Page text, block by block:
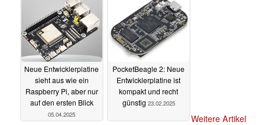
Neue Entwicklerplatine
sieht aus wie ein
Raspberry Pi, aber nur
auf den ersten Blick
05.04.2025
PocketBeagle 2: Neue
Entwicklerplatine ist
kompakt und recht
günstig 23.02.2025
Weitere Artikel